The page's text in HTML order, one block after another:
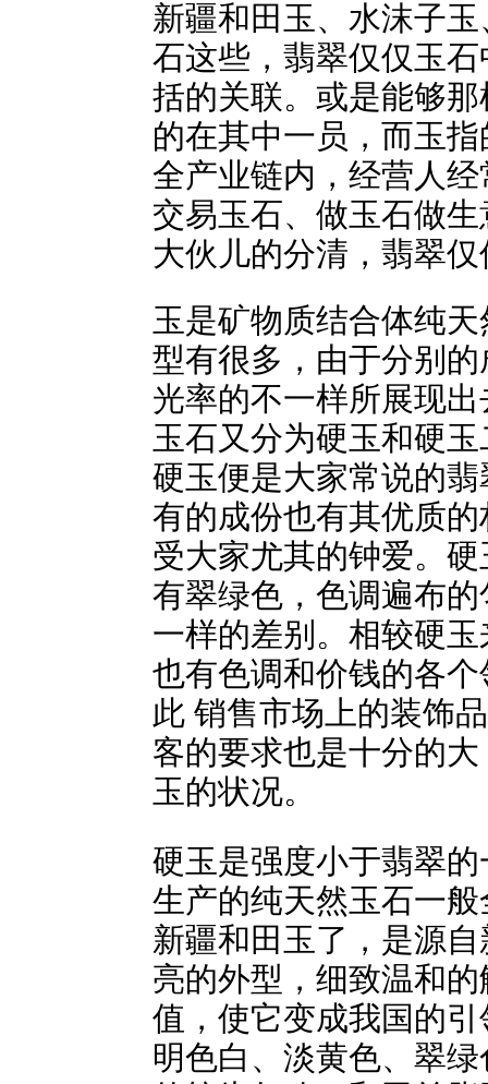
新疆和田玉、水沫子
石这些，翡翠仅仅玉
括的关联。或是能够
的在其中一员，而玉
全产业链内，经营人
交易玉石、做玉石做生
大伙儿的分清，翡翠
玉是矿物质结合体纯
型有很多，由于分别
光率的不一样所展现
玉石又分为硬玉和硬
硬玉便是大家常说的
有的成份也有其优质
受大家尤其的钟爱。
有翠绿色，色调遍布
一样的差别。相较硬
也有色调和价钱的各
此 销售市场上的装饰
客的要求也是十分的
玉的状况。
硬玉是强度小于翡翠
生产的纯天然玉石一
新疆和田玉了，是源
亮的外型，细致温和
值，使它变成我国的
明色白、淡黄色、翠